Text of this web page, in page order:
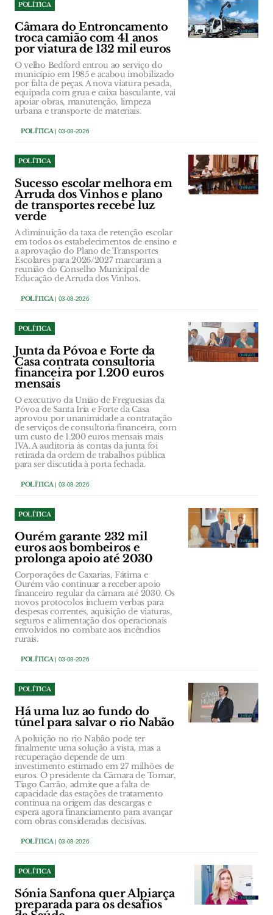
POLÍTICA
Câmara do Entroncamento
troca camião com 41 anos
por viatura de 132 mil euros
O velho Bedford entrou ao serviço do
município em 1985 e acabou imobilizado
por falta de peças. A nova viatura pesada,
equipada com grua e caixa basculante, vai
apoiar obras, manutenção, limpeza
urbana e transporte de materiais.
POLÍTICA| 03-08-2026
POLÍTICA
Sucesso escolar melhora em
Arruda dos Vinhos e plano
de transportes recebe luz
verde
A diminuição da taxa de retenção escolar
em todos os estabelecimentos de ensino e
a aprovação do Plano de Transportes
Escolares para 2026/2027 marcaram a
reunião do Conselho Municipal de
Educação de Arruda dos Vinhos.
POLÍTICA| 03-08-2026
POLÍTICA
Junta da Póvoa e Forte da
Casa contrata consultoria
financeira por 1.200 euros
mensais
O executivo da União de Freguesias da
Póvoa de Santa Iria e Forte da Casa
aprovou por unanimidade a contratação
de serviços de consultoria financeira, com
um custo de 1.200 euros mensais mais
IVA. A auditoria às contas da junta foi
retirada da ordem de trabalhos pública
para ser discutida à porta fechada.
POLÍTICA| 03-08-2026
POLÍTICA
Ourém garante 232 mil
euros aos bombeiros e
prolonga apoio até 2030
Corporações de Caxarias, Fátima e
Ourém vão continuar a receber apoio
financeiro regular da câmara até 2030. Os
novos protocolos incluem verbas para
despesas correntes, aquisição de viaturas,
seguros e alimentação dos operacionais
envolvidos no combate aos incêndios
rurais.
POLÍTICA| 03-08-2026
POLÍTICA
Há uma luz ao fundo do
túnel para salvar o rio Nabão
A poluição no rio Nabão pode ter
finalmente uma solução à vista, mas a
recuperação depende de um
investimento estimado em 27 milhões de
euros. O presidente da Câmara de Tomar,
Tiago Carrão, admite que a falta de
capacidade das estações de tratamento
continua na origem das descargas e
espera agora financiamento para avançar
com obras consideradas decisivas.
POLÍTICA| 03-08-2026
POLÍTICA
Sónia Sanfona quer Alpiarça
preparada para os desafios